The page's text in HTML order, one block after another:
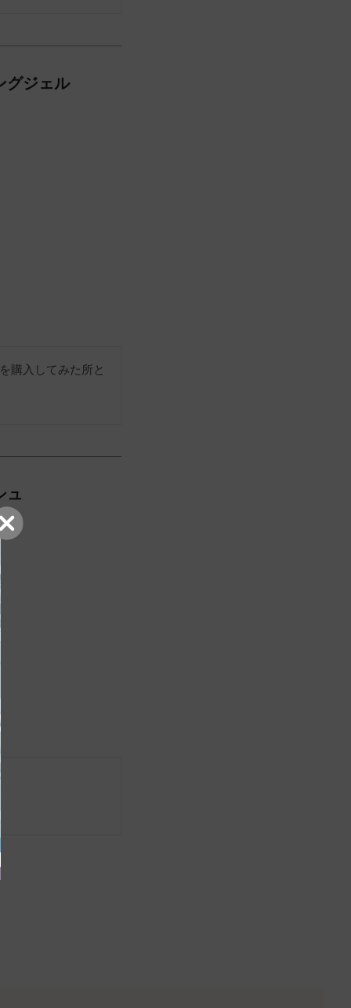
グジェル
購入してみた所と
ュ